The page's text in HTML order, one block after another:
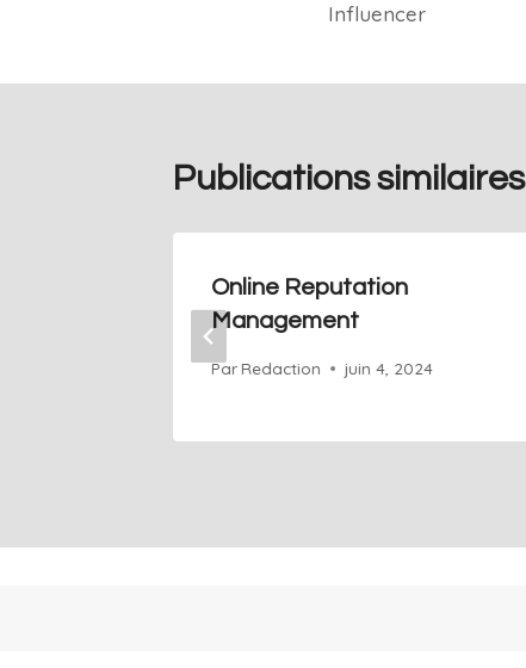
Influencer
Publications similaires
Online Reputation
Management
Par Redaction juin 4, 2024